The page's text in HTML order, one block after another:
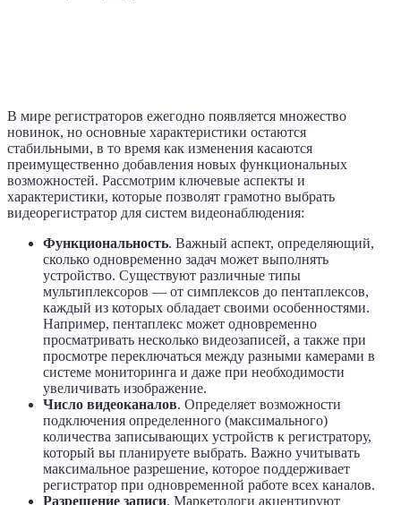
В мире регистраторов ежегодно появляется множество
новинок, но основные характеристики остаются
стабильными, в то время как изменения касаются
преимущественно добавления новых функциональных
возможностей. Рассмотрим ключевые аспекты и
характеристики, которые позволят грамотно выбрать
видеорегистратор для систем видеонаблюдения:
Функциональность. Важный аспект, определяющий,
сколько одновременно задач может выполнять
устройство. Существуют различные типы
мультиплексоров — от симплексов до пентаплексов,
каждый из которых обладает своими особенностями.
Например, пентаплекс может одновременно
просматривать несколько видеозаписей, а также при
просмотре переключаться между разными камерами в
системе мониторинга и даже при необходимости
увеличивать изображение.
Число видеоканалов. Определяет возможности
подключения определенного (максимального)
количества записывающих устройств к регистратору,
который вы планируете выбрать. Важно учитывать
максимальное разрешение, которое поддерживает
регистратор при одновременной работе всех каналов.
Разрешение записи. Маркетологи акцентируют